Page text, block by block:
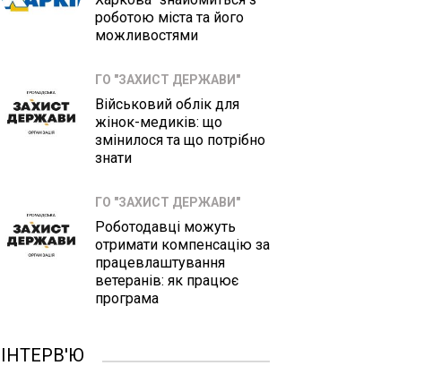
роботою міста та його
можливостями
ГО "ЗАХИСТ ДЕРЖАВИ"
Військовий облік для
жінок-медиків: що
змінилося та що потрібно
знати
ГО "ЗАХИСТ ДЕРЖАВИ"
Роботодавці можуть
отримати компенсацію за
працевлаштування
ветеранів: як працює
програма
ІНТЕРВ'Ю